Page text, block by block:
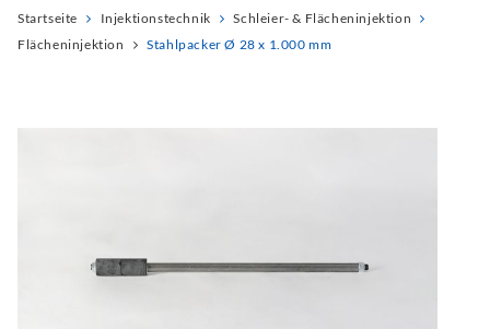
Startseite Injektionstechnik
Schleier- & Flächeninjektion
Flächeninjektion
Stahlpacker Ø 28 x 1.000 mm